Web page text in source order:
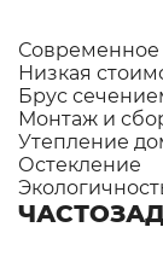
Современное
Низкая
Брус
Монтаж и
Утепление
Остекление